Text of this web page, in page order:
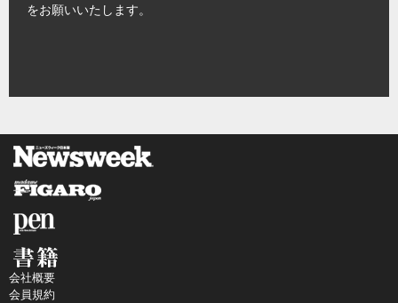
をお願いいたします。
会社概要
会員規約